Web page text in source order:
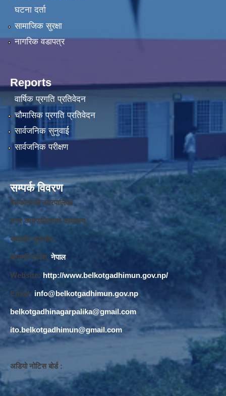
घटना दर्ता
सामाजिक सुरक्षा
नागरिक वडापत्र
Reports
वार्षिक प्रगति प्रतिवेदन
चौमासिक प्रगति प्रतिवेदन
सार्वजनिक सुनुवाई
सार्वजनिक परीक्षण
सम्पर्क विवरण
बेलकोटगढी नगरपालिका ,
नगर कार्यपालिकाको कार्यालय,
बाघखोर नुवाकोट,
बागमती प्रदेश, नेपाल
Website: http://www.belkotgadhimun.gov.np/
Email: info@belkotgadhimun.gov.np
belkotgadhinagarpalika@gmail.com
ito.belkotgadhimun@gmail.com
अडियो नोटिस बोर्ड :